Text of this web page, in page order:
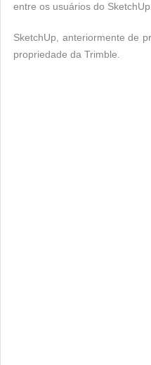
entre os usuários do SketchUp.
SketchUp, anteriormente de
propriedade da Trimble.